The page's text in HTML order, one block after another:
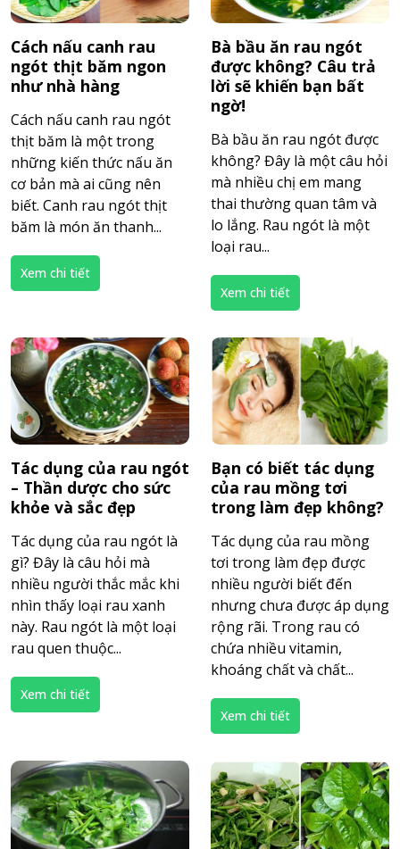
Cách nấu canh rau
ngót thịt băm ngon
như nhà hàng
Cách nấu canh rau ngót
thịt băm là một trong
những kiến thức nấu ăn
cơ bản mà ai cũng nên
biết. Canh rau ngót thịt
băm là món ăn thanh...
Xem chi tiết
Bà bầu ăn rau ngót
được không? Câu trả
lời sẽ khiến bạn bất
ngờ!
Bà bầu ăn rau ngót được
không? Đây là một câu hỏi
mà nhiều chị em mang
thai thường quan tâm và
lo lắng. Rau ngót là một
loại rau...
Xem chi tiết
Tác dụng của rau ngót
– Thần dược cho sức
khỏe và sắc đẹp
Tác dụng của rau ngót là
gì? Đây là câu hỏi mà
nhiều người thắc mắc khi
nhìn thấy loại rau xanh
này. Rau ngót là một loại
rau quen thuộc...
Xem chi tiết
Bạn có biết tác dụng
của rau mồng tơi
trong làm đẹp không?
Tác dụng của rau mồng
tơi trong làm đẹp được
nhiều người biết đến
nhưng chưa được áp dụng
rộng rãi. Trong rau có
chứa nhiều vitamin,
khoáng chất và chất...
Xem chi tiết